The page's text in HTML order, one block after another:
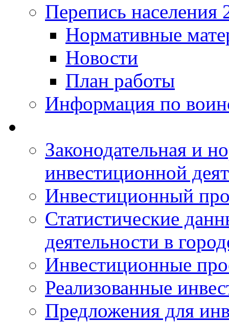
Перепись населения
Нормативные
Новости
План работы
Информация по
Законодательная и
инвестиционной
Инвестиционный
Статистические
деятельности в
Инвестиционные
Реализованные
Предложения для